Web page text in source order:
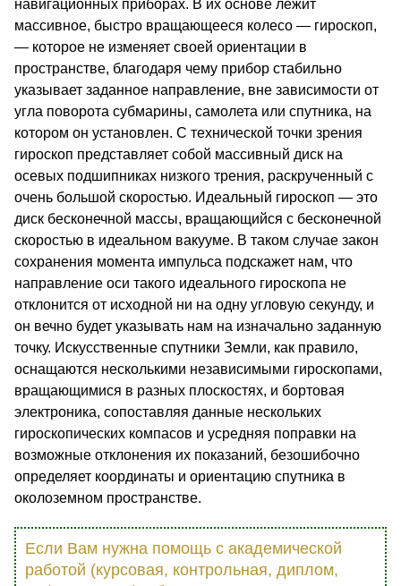
навигационных приборах. В их основе лежит
массивное, быстро вращающееся колесо — гироскоп,
— которое не изменяет своей ориентации в
пространстве, благодаря чему прибор стабильно
указывает заданное направление, вне зависимости от
угла поворота субмарины, самолета или спутника, на
котором он установлен. С технической точки зрения
гироскоп представляет собой массивный диск на
осевых подшипниках низкого трения, раскрученный с
очень большой скоростью. Идеальный гироскоп — это
диск бесконечной массы, вращающийся с бесконечной
скоростью в идеальном вакууме. В таком случае закон
сохранения момента импульса подскажет нам, что
направление оси такого идеального гироскопа не
отклонится от исходной ни на одну угловую секунду, и
он вечно будет указывать нам на изначально заданную
точку. Искусственные спутники Земли, как правило,
оснащаются несколькими независимыми гироскопами,
вращающимися в разных плоскостях, и бортовая
электроника, сопоставляя данные нескольких
гироскопических компасов и усредняя поправки на
возможные отклонения их показаний, безошибочно
определяет координаты и ориентацию спутника в
околоземном пространстве.
Если Вам нужна помощь с академической
работой (курсовая, контрольная, диплом,